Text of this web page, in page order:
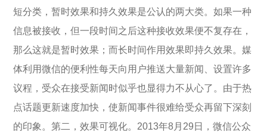
短分类，暂时效果和持久效果是公认的两大类。如果一种
信息被接收，但一段时间之后这种接收效果便不复存在，
那么这就是暂时效果；而长时间作用效果即持久效果。媒
体利用微信的便利性每天向用户推送大量新闻、设置许多
议程，受众在接受新闻时似乎也显得力不从心了。由于热
点话题更新速度加快，使新闻事件很难给受众再留下深刻
的印象。第二，效果可视化。2013年8月29日，微信公众